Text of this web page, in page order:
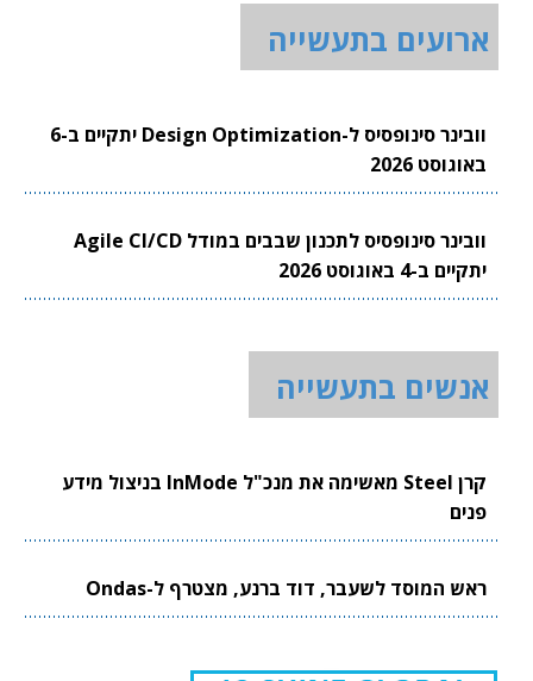
ארועים בתעשייה
וובינר סינופסיס ל-Design Optimization יתקיים ב-6
באוגוסט 2026
וובינר סינופסיס לתכנון שבבים במודל Agile CI/CD
יתקיים ב-4 באוגוסט 2026
אנשים בתעשייה
קרן Steel מאשימה את מנכ"ל InMode בניצול מידע
פנים
ראש המוסד לשעבר, דוד ברנע, מצטרף ל-Ondas